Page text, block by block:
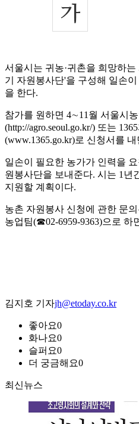
서울시는 귀농·귀촌을 희망하
기 자원봉사단'을 구성해 일손
을 한다.
참가를 원하면 4∼11월 서울시
(http://agro.seoul.go.kr/) 또는
(www.1365.go.kr)로 신청서를 내
일손이 필요한 농가가 인력을
원봉사단을 보내준다. 시는 1년
지원할 계획이다.
농촌 자원봉사 신청에 관한 문
농업팀(☎02-6959-9363)으로 하
김지호 기자jh@etoday.co.kr
좋아요0
화나요0
슬퍼요0
더 궁금해요0
최신뉴스